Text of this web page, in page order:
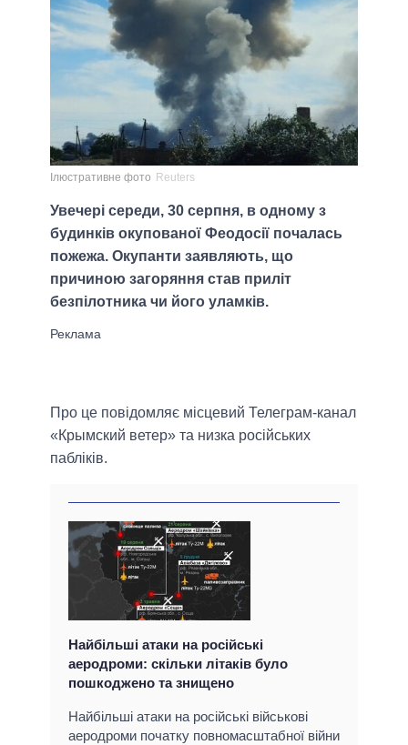
Ілюстративне фото Reuters
Увечері середи, 30 серпня, в одному з
будинків окупованої Феодосії почалась
пожежа. Окупанти заявляють, що
причиною загоряння став приліт
безпілотника чи його уламків.
Про це повідомляє місцевий Телеграм-канал
«Крымский ветер» та низка російських
пабліків.
Найбільші атаки на російські
аеродроми: скільки літаків було
пошкоджено та знищено
Найбільші атаки на російські військові
аеродроми початку повномасштабної війни